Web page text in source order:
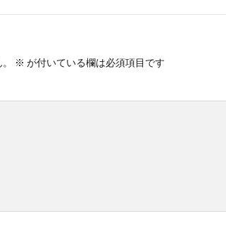
※ が付いている欄は必須項目です